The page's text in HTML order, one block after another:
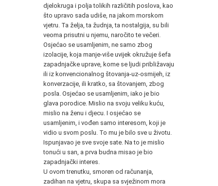
djelokruga i polja tolikih različitih poslova, kao
što upravo sada udiše, na jakom morskom
vjetru. Ta želja, ta žudnja, ta nostalgija, su bili
veoma prisutni u njemu, naročito te večeri.
Osjećao se usamljenim, ne samo zbog
izolacije, koja manje-više uvijek okružuje šefa
zapadnjačke uprave, kome se ljudi približavaju
ili iz konvencionalnog štovanja-uz-osmijeh, iz
konverzacije, ili kratko, sa štovanjem, zbog
posla. Osjećao se usamljenim, iako je bio
glava porodice. Mislio na svoju veliku kuću,
mislio na ženu i djecu. I osjećao se
usamljenim, i vođen samo interesom, koji je
vidio u svom poslu. To mu je bilo sve u životu.
Ispunjavao je sve svoje sate. Na to je mislio
tonući u san, a prva budna misao je bio
zapadnjački interes.
U ovom trenutku, smoren od računanja,
zadihan na vjetru, skupa sa svježinom mora